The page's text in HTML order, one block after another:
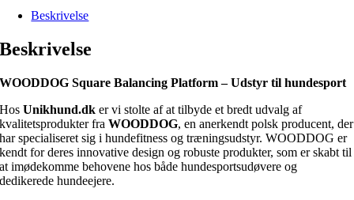
Beskrivelse
Beskrivelse
WOODDOG Square Balancing Platform – Udstyr til hundesport
HosUnikhund.dk er vi stolte af at tilbyde et bredt udvalg af
kvalitetsprodukter fraWOODDOG, en anerkendt polsk producent, der
har specialiseret sig i hundefitness og træningsudstyr. WOODDOG er
kendt for deres innovative design og robuste produkter, som er skabt til
at imødekomme behovene hos både hundesportsudøvere og
dedikerede hundeejere.